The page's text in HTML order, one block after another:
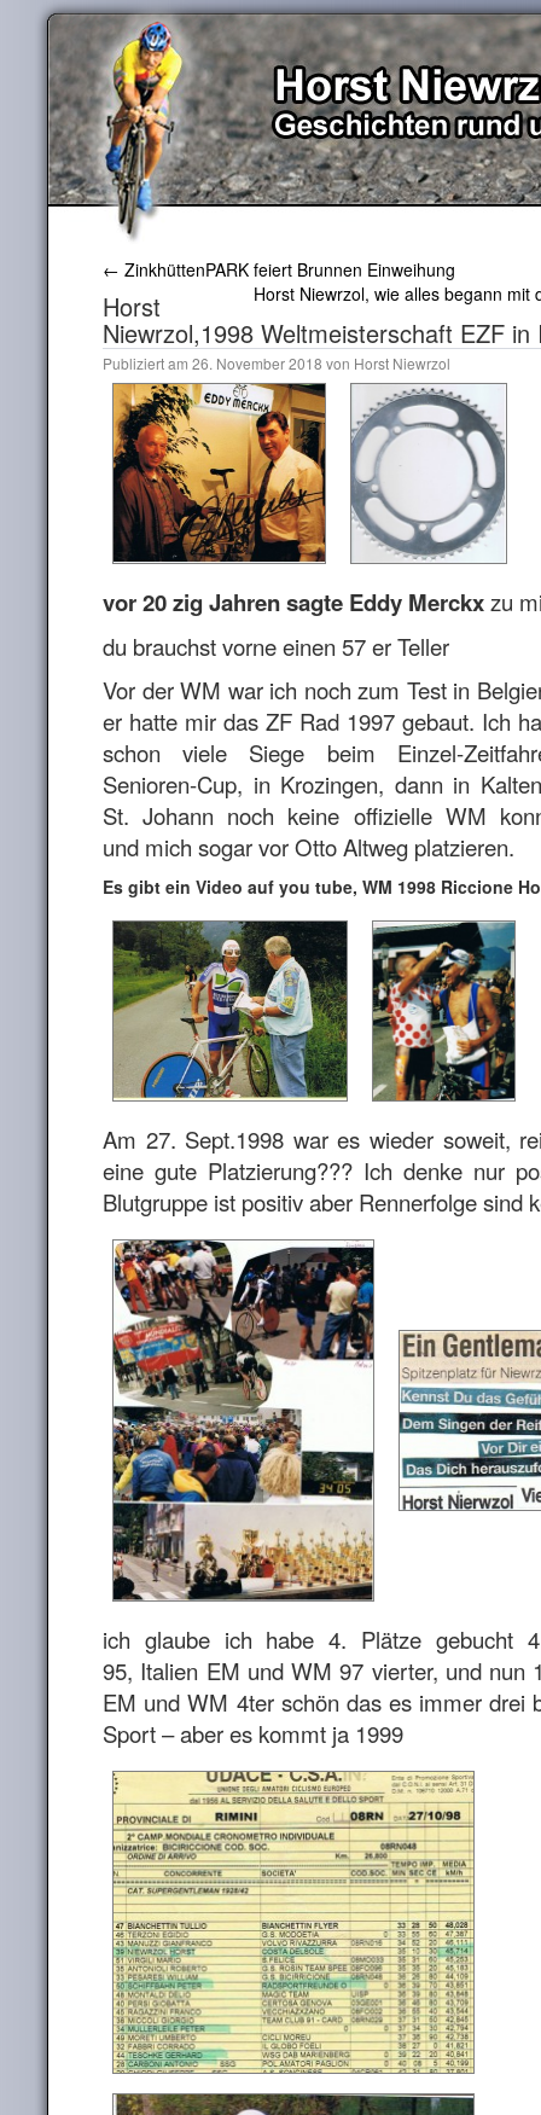
← ZinkhüttenPARK feiert Brunnen Einweihung
Horst Niewrzol, wie alles begann
Horst
Niewrzol,1998 Weltmeisterschaft EZF in
Publiziert am 26. November 2018 von Horst Niewrzol
vor 20 zig Jahren sagte Eddy Merckxzu
du brauchst vorne einen 57 er Teller
Vor der WM war ich noch zum Test in
er hatte mir das ZF Rad 1997 gebaut. Ich
schon viele Siege beim Einzel-
Senioren-Cup, in Krozingen, dann in
St. Johann noch keine offizielle WM
und mich sogar vor Otto Altweg platzieren.
Es gibt ein Video auf you tube, WM 1998 Riccione
Am 27. Sept.1998 war es wieder soweit,
eine gute Platzierung??? Ich denke nur
Blutgruppe ist positiv aber Rennerfolge sind
ich glaube ich habe 4. Plätze gebucht
95, Italien EM und WM 97 vierter, und nun
EM und WM 4ter schön das es immer drei
Sport – aber es kommt ja 1999